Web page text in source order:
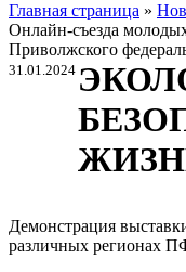
Главная страница »
Онлайн-съезда
Приволжского
31.01.2024
Демонстрация
различных регионах